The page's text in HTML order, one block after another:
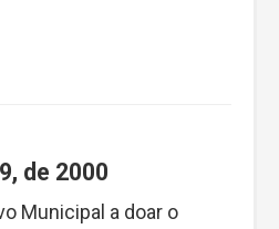
de 2000
Municipal a doar o